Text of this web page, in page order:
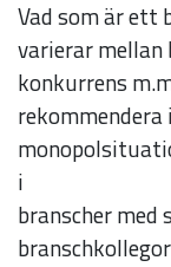
Vad som är ett
varierar mellan
konkurrens
i
branscher